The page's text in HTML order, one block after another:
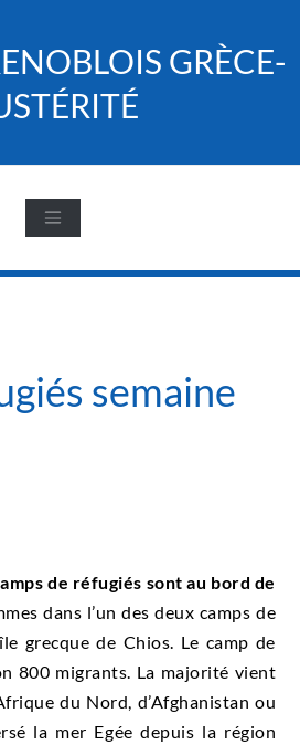
GRÈCE-
semaine
de réfugiés sont au bord de
dans l’un des deux camps de
grecque de Chios. Le camp de
800 migrants. La majorité vient
du Nord, d’Afghanistan ou
la mer Egée depuis la région